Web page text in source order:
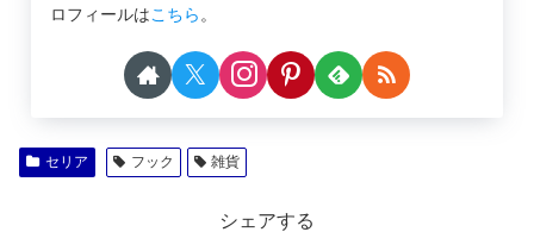
ロフィールはこちら 。
セリア フック 雑貨
シェアする